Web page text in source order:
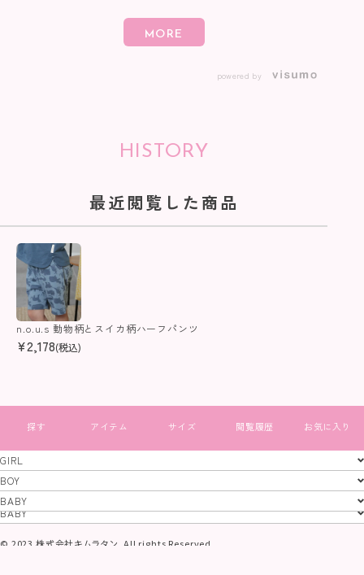
powered by
HISTORY
最近閲覧した商品
n.o.u.s 動物柄とスイカ柄ハーフパンツ
¥2,178(税込)
すべて見る
GIRL
BOY
BABY
GIRL
BOY
BABY
© 2023 株式会社キムラタン. All rights Reserved.